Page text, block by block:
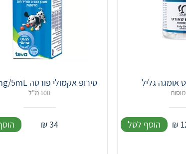
אומגה גליל
₪ הוסף לסל
סירופ אקמולי פורטה 250mg/5mL
100 מ"ל
34
₪